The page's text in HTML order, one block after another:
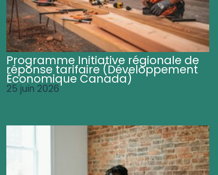
Programme Initiative régionale de
réponse tarifaire (Développement
Économique Canada)
25 juin 2026